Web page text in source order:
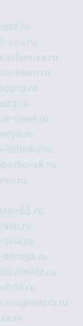
you.ru
rastenuya.ru
team.ru
news.ru
otdelky.ru
porno-vk.ru
65.ru
lovinskix.ru
glasspb.ru